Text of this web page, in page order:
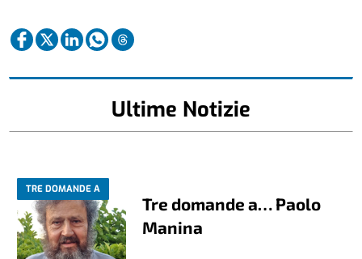
Ultime Notizie
TRE DOMANDE A
Tre domande a… Paolo
Manina